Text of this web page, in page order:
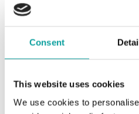
Consent
This website uses cookies
We use cookies to